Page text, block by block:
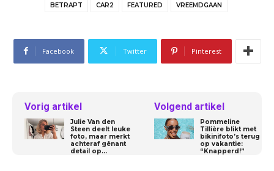
BETRAPT CAR2 FEATURED VREEMDGAAN
Facebook Twitter Pinterest
Vorig artikel
Julie Van den
Steen deelt leuke
foto, maar merkt
achteraf gênant
detail op…
Volgend artikel
Pommeline
Tillière blikt met
bikinifoto’s terug
op vakantie:
“Knapperd!”